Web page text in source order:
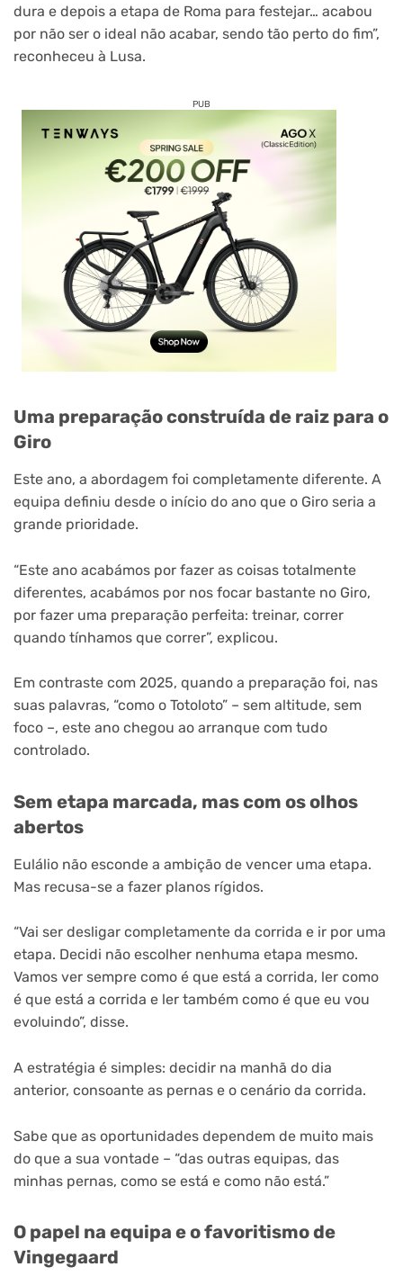
dura e depois a etapa de Roma para festejar… acabou
por não ser o ideal não acabar, sendo tão perto do fim”,
reconheceu à Lusa.
PUB
Uma preparação construída de raiz para o
Giro
Este ano, a abordagem foi completamente diferente. A
equipa definiu desde o início do ano que o Giro seria a
grande prioridade.
“Este ano acabámos por fazer as coisas totalmente
diferentes, acabámos por nos focar bastante no Giro,
por fazer uma preparação perfeita: treinar, correr
quando tínhamos que correr”, explicou.
Em contraste com 2025, quando a preparação foi, nas
suas palavras, “como o Totoloto” – sem altitude, sem
foco –, este ano chegou ao arranque com tudo
controlado.
Sem etapa marcada, mas com os olhos
abertos
Eulálio não esconde a ambição de vencer uma etapa.
Mas recusa-se a fazer planos rígidos.
“Vai ser desligar completamente da corrida e ir por uma
etapa. Decidi não escolher nenhuma etapa mesmo.
Vamos ver sempre como é que está a corrida, ler como
é que está a corrida e ler também como é que eu vou
evoluindo”, disse.
A estratégia é simples: decidir na manhã do dia
anterior, consoante as pernas e o cenário da corrida.
Sabe que as oportunidades dependem de muito mais
do que a sua vontade – “das outras equipas, das
minhas pernas, como se está e como não está.”
O papel na equipa e o favoritismo de
Vingegaard